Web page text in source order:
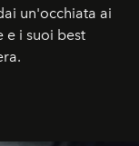
un'occhiata ai
e i suoi best